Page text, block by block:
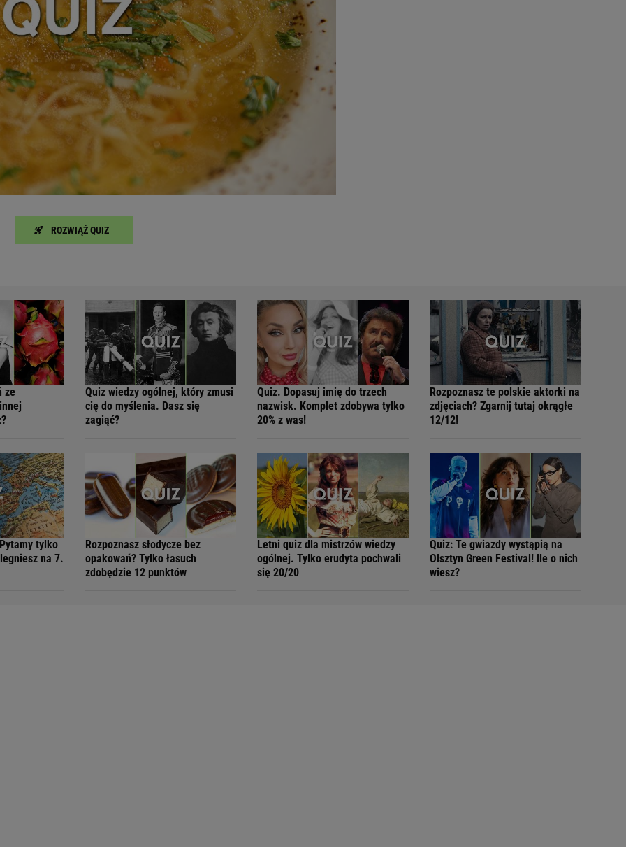
ROZWIĄŻ QUIZ
ze
Quiz wiedzy ogólnej, który zmusi
cię do myślenia. Dasz się
zagiąć?
Quiz. Dopasuj imię do trzech
nazwisk. Komplet zdobywa tylko
20% z was!
Rozpoznasz te polskie aktorki na
zdjęciach? Zgarnij tutaj okrągłe
12/12!
tylko
na 7.
Rozpoznasz słodycze bez
opakowań? Tylko łasuch
zdobędzie 12 punktów
Letni quiz dla mistrzów wiedzy
ogólnej. Tylko erudyta pochwali
się 20/20
Quiz: Te gwiazdy wystąpią na
Olsztyn Green Festival! Ile o nich
wiesz?